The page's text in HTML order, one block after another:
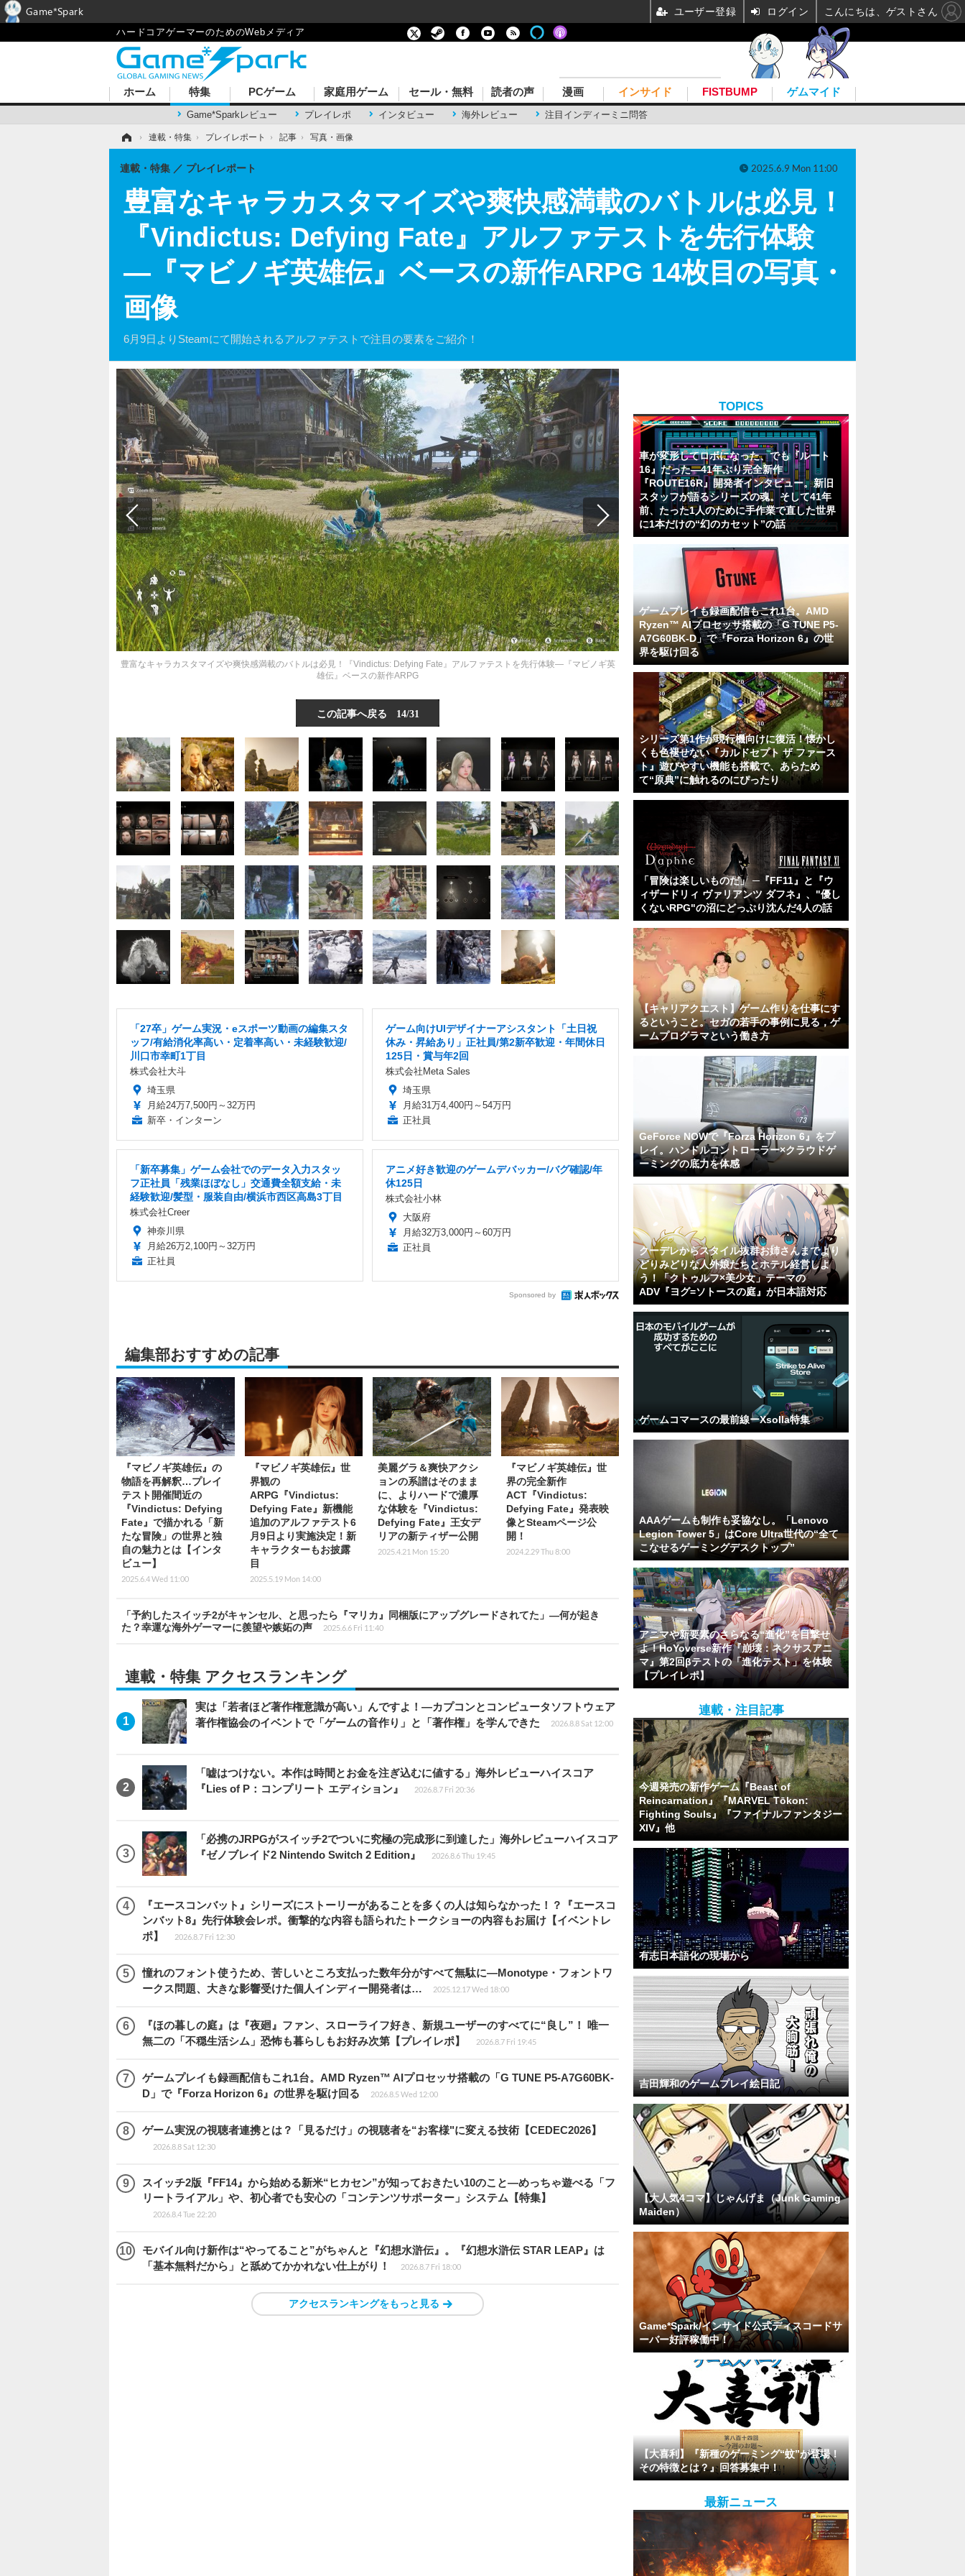
ハードコアゲーマーのためのWebメディア
ホーム 特集
Game*Sparkレビュー プレイレポ インタビュー 海外レビュー 注目インディーミニ問答
PCゲーム 家庭用ゲーム セール・無料 読者の声 漫画 インサイド FISTBUMP ゲムマイド
› 連載・特集 › プレイレポート › 記事 › 写真・画像
豊富なキャラカスタマイズや爽快感満載のバトルは必見！
『Vindictus: Defying Fate』アルファテストを先行体験
―『マビノギ英雄伝』ベースの新作ARPG 14枚目の写真・
画像
6月9日よりSteamにて開始されるアルファテストで注目の要素をご紹介！
連載・特集 プレイレポート 2025.6.9 Mon 11:00
豊富なキャラカスタマイズや爽快感満載のバトルは必見！『Vindictus: Defying Fate』アルファテストを先行体験―『マビノギ英
雄伝』ベースの新作ARPG
この記事へ戻る 14/31
「27卒」ゲーム実況・eスポーツ動画の編集スタ
ッフ/有給消化率高い・定着率高い・未経験歓迎/
川口市幸町1丁目
株式会社大斗
埼玉県
月給24万7,500円～32万円
新卒・インターン
ゲーム向けUIデザイナーアシスタント「土日祝
休み・昇給あり」正社員/第2新卒歓迎・年間休日
125日・賞与年2回
株式会社Meta Sales
埼玉県
月給31万4,400円～54万円
正社員
「新卒募集」ゲーム会社でのデータ入力スタッ
フ正社員「残業ほぼなし」交通費全額支給・未
経験歓迎/髪型・服装自由/横浜市西区高島3丁目
株式会社Creer
神奈川県
月給26万2,100円～32万円
正社員
アニメ好き歓迎のゲームデバッカー/バグ確認/年
休125日
株式会社小林
大阪府
月給32万3,000円～60万円
正社員
Sponsored by
編集部おすすめの記事
『マビノギ英雄伝』の
物語を再解釈…プレイ
テスト開催間近の
『Vindictus: Defying
Fate』で描かれる「新
たな冒険」の世界と独
自の魅力とは【インタ
ビュー】
2025.6.4 Wed 11:00
『マビノギ英雄伝』世
界観の
ARPG『Vindictus:
Defying Fate』新機能
追加のアルファテスト6
月9日より実施決定！新
キャラクターもお披露
目
2025.5.19 Mon 14:00
美麗グラ＆爽快アクシ
ョンの系譜はそのまま
に、よりハードで濃厚
な体験を『Vindictus:
Defying Fate』王女デ
リアの新ティザー公開
2025.4.21 Mon 15:20
『マビノギ英雄伝』世
界の完全新作
ACT『Vindictus:
Defying Fate』発表映
像とSteamページ公
開！
2024.2.29 Thu 8:00
「予約したスイッチ2がキャンセル、と思ったら『マリカ』同梱版にアップグレードされてた」―何が起き
た？幸運な海外ゲーマーに羨望や嫉妬の声
2025.6.6 Fri 11:40
連載・特集 アクセスランキング
実は「若者ほど著作権意識が高い」んですよ！―カプコンとコンピュータソフトウェア
著作権協会のイベントで「ゲームの音作り」と「著作権」を学んできた
2026.8.8 Sat 12:00
「嘘はつけない。本作は時間とお金を注ぎ込むに値する」海外レビューハイスコア
『Lies of P：コンプリート エディション』
2026.8.7 Fri 20:36
「必携のJRPGがスイッチ2でついに究極の完成形に到達した」海外レビューハイスコア
『ゼノブレイド2 Nintendo Switch 2 Edition』
2026.8.6 Thu 19:45
『エースコンバット』シリーズにストーリーがあることを多くの人は知らなかった！？『エースコ
ンバット8』先行体験会レポ。衝撃的な内容も語られたトークショーの内容もお届け【イベントレ
ポ】
2026.8.7 Fri 12:30
憧れのフォント使うため、苦しいところ支払った数年分がすべて無駄に―Monotype・フォントワ
ークス問題、大きな影響受けた個人インディー開発者は…
2025.12.17 Wed 18:00
『ほの暮しの庭』は『夜廻』ファン、スローライフ好き、新規ユーザーのすべてに“良し”！ 唯一
無二の「不穏生活シム」恐怖も暮らしもお好み次第【プレイレポ】
2026.8.7 Fri 19:45
ゲームプレイも録画配信もこれ1台。AMD Ryzen™ AIプロセッサ搭載の「G TUNE P5-A7G60BK-
D」で『Forza Horizon 6』の世界を駆け回る
2026.8.5 Wed 12:00
ゲーム実況の視聴者連携とは？「見るだけ」の視聴者を“お客様"に変える技術【CEDEC2026】
2026.8.8 Sat 12:30
スイッチ2版『FF14』から始める新米“ヒカセン”が知っておきたい10のこと―めっちゃ遊べる「フ
リートライアル」や、初心者でも安心の「コンテンツサポーター」システム【特集】
2026.8.4 Tue 22:20
モバイル向け新作は“やってること”がちゃんと『幻想水滸伝』。『幻想水滸伝 STAR LEAP』は
「基本無料だから」と舐めてかかれない仕上がり！
2026.8.7 Fri 18:00
アクセスランキングをもっと見る
TOPICS
車が変形してロボになった、でも『ルート
16』だった―41年ぶり完全新作
『ROUTE16R』開発者インタビュー。新旧
スタッフが語るシリーズの魂。そして41年
前、たった1人のために手作業で直した世界
に1本だけの“幻のカセット”の話
ゲームプレイも録画配信もこれ1台。AMD
Ryzen™ AIプロセッサ搭載の「G TUNE P5-
A7G60BK-D」で『Forza Horizon 6』の世
界を駆け回る
シリーズ第1作が現行機向けに復活！懐かし
くも色褪せない『カルドセプト ザ ファース
ト』遊びやすい機能も搭載で、あらため
て“原典”に触れるのにぴったり
「冒険は楽しいものだ」 ─『FF11』と『ウ
ィザードリィ ヴァリアンツ ダフネ』、"優し
くないRPG"の沼にどっぷり沈んだ4人の話
【キャリアクエスト】ゲーム作りを仕事にす
るということ。セガの若手の事例に見る，ゲ
ームプログラマという働き方
GeForce NOWで『Forza Horizon 6』をプ
レイ。ハンドルコントローラー×クラウドゲ
ーミングの底力を体感
クーデレからスタイル抜群お姉さんまでより
どりみどりな人外娘たちとホテル経営しよ
う！「クトゥルフ×美少女」テーマの
ADV『ヨグ=ソトースの庭』が日本語対応
ゲームコマースの最前線ーXsolla特集
AAAゲームも制作も妥協なし。「Lenovo
Legion Tower 5」はCore Ultra世代の“全て
こなせるゲーミングデスクトップ”
アニマや新要素のさらなる“進化”を目撃せ
よ！HoYoverse新作『崩壊：ネクサスアニ
マ』第2回βテストの「進化テスト」を体験
【プレイレポ】
連載・注目記事
今週発売の新作ゲーム『Beast of
Reincarnation』『MARVEL Tōkon:
Fighting Souls』『ファイナルファンタジー
XIV』他
有志日本語化の現場から
吉田輝和のゲームプレイ絵日記
【大人気4コマ】じゃんげま（Junk Gaming
Maiden）
Game*Spark/インサイド公式ディスコードサ
ーバー好評稼働中！
【大喜利】『新種のゲーミング“蚊”が登場！
その特徴とは？』回答募集中！
最新ニュース
Game*Spark ユーザー登録 ログイン こんにちは、ゲストさん